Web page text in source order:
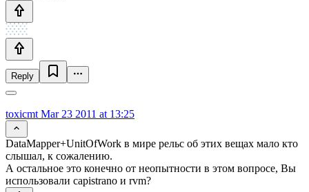
Reply
toxicmt Mar 23 2011 at 13:25
DataMapper+UnitOfWork в мире рельс об этих вещах мало кто
слышал, к сожалению.
А остальное это конечно от неопытности в этом вопросе, Вы
использовали capistrano и rvm?